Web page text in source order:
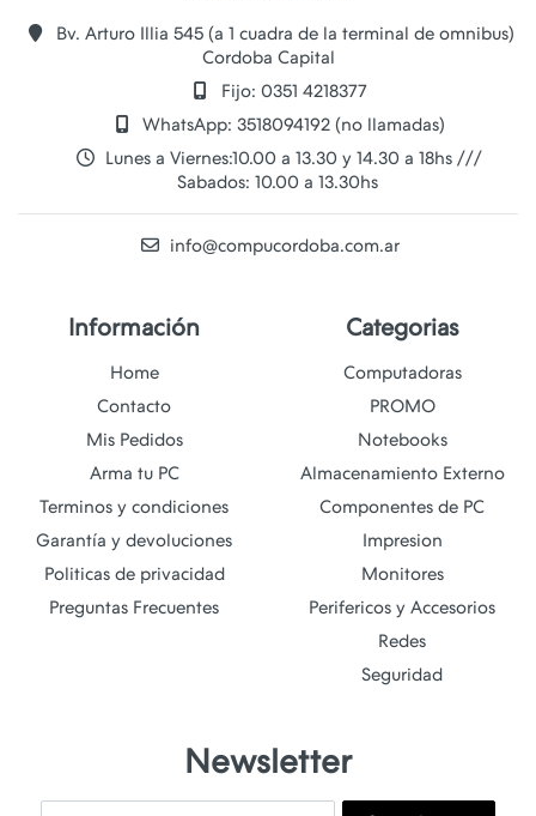
Bv. Arturo Illia 545 (a 1 cuadra de la terminal de omnibus)
Cordoba Capital
Fijo: 0351 4218377
WhatsApp: 3518094192 (no llamadas)
Lunes a Viernes:10.00 a 13.30 y 14.30 a 18hs ///
Sabados: 10.00 a 13.30hs
info@compucordoba.com.ar
Información
Home
Contacto
Mis Pedidos
Arma tu PC
Terminos y condiciones
Garantía y devoluciones
Politicas de privacidad
Preguntas Frecuentes
Categorias
Computadoras
PROMO
Notebooks
Almacenamiento Externo
Componentes de PC
Impresion
Monitores
Perifericos y Accesorios
Redes
Seguridad
Newsletter